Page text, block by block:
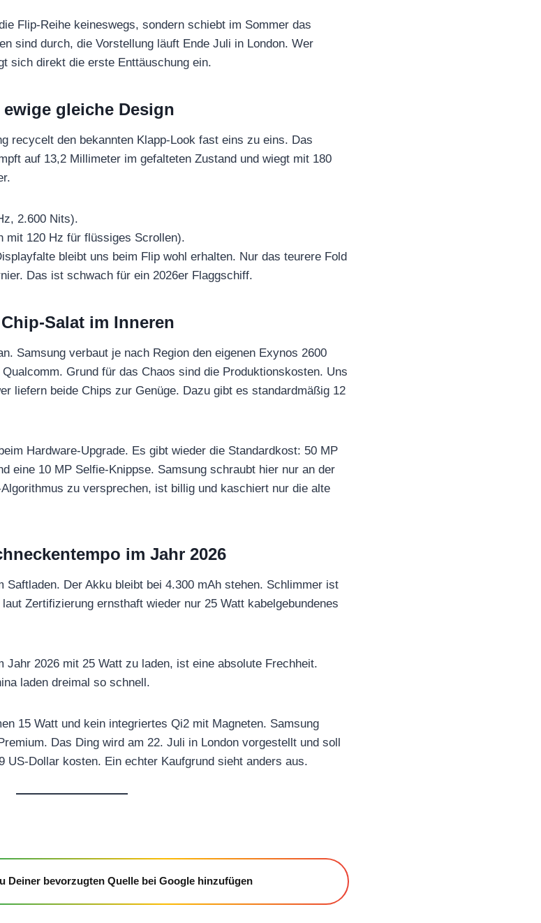
Flip-Reihe keineswegs, sondern schiebt im Sommer das
sind durch, die Vorstellung läuft Ende Juli in London. Wer
sich direkt die erste Enttäuschung ein.
ewige gleiche Design
recycelt den bekannten Klapp-Look fast eins zu eins. Das
auf 13,2 Millimeter im gefalteten Zustand und wiegt mit 180
2.600 Nits).
mit 120 Hz für flüssiges Scrollen).
bleibt uns beim Flip wohl erhalten. Nur das teurere Fold
Das ist schwach für ein 2026er Flaggschiff.
Salat im Inneren
Samsung verbaut je nach Region den eigenen Exynos 2600
Grund für das Chaos sind die Produktionskosten. Uns
liefern beide Chips zur Genüge. Dazu gibt es standardmäßig 12
Hardware-Upgrade. Es gibt wieder die Standardkost: 50 MP
eine 10 MP Selfie-Knippse. Samsung schraubt hier nur an der
zu versprechen, ist billig und kaschiert nur die alte
im Jahr 2026
Der Akku bleibt bei 4.300 mAh stehen. Schlimmer ist
Zertifizierung ernsthaft wieder nur 25 Watt kabelgebundenes
Jahr 2026 mit 25 Watt zu laden, ist eine absolute Frechheit.
laden dreimal so schnell.
15 Watt und kein integriertes Qi2 mit Magneten. Samsung
Das Ding wird am 22. Juli in London vorgestellt und soll
US-Dollar kosten. Ein echter Kaufgrund sieht anders aus.
Deiner bevorzugten Quelle bei Google hinzufügen